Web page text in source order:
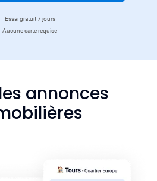
Essai gratuit 7 jours
Aucune carte requise
annonces